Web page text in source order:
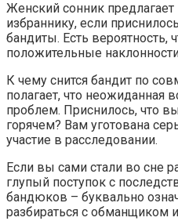
Женский сонник
избраннику, если
бандиты. Есть
положительные
К чему снится бандит по
полагает, что неожиданная
проблем. Приснилось, что
горячем? Вам уготована
участие в расследовании.
Если вы сами стали во сне
глупый поступок с
бандюков – буквально
разбираться с обманщиком